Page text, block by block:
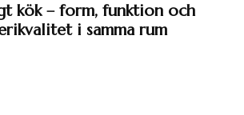
kök – form, funktion och
i samma rum